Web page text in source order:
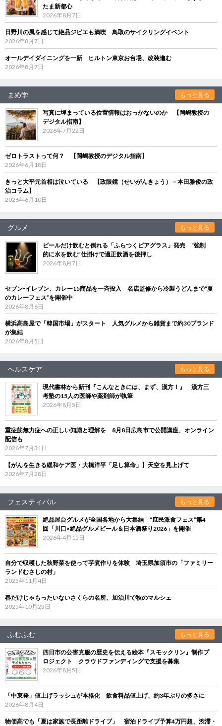
たま新都心
2026年8月7日
日野川の風を感じて絶品ジビエも満喫 鳥取のサイクリングイベント
2026年8月7日
オールデイダイニングを一新 ヒルトン東京お台場、改装進む
2026年8月7日
まめ学 もっと見る
写真に埋まっている位置情報はおっかないのか 【岡嶋教授の
デジタル指南】
2026年7月22日
ゼロトラストって何？ 【岡嶋教授のデジタル指南】
2026年6月18日
きっと大平元首相は泣いている 【政眼鏡（せいがんきょう）－本田雅俊の政
治コラム】
2026年6月10日
グルメ もっと見る
ビールだけ飲むと倒れる「ふらつくビアグラス」発売 “強制
的に水を飲む”仕掛けで適正飲酒を後押し
2026年8月7日
セブン‐イレブン、カレー15商品を一斉投入 名店監修から冷製うどんまで“夏
のカレーフェス”を開催中
2026年8月6日
横浜高島屋で「韓国市場」がスタート 人気グルメから雑貨まで約30ブランド
が集結
2026年8月5日
ヘルスケア もっと見る
現代書林から新刊『こんなときには、まず、漢方！』 漢方三
考塾の15人の医師や薬剤師が執筆
2026年8月5日
重症筋無力症への正しい知識と理解を 8月8日広島市で公開講座、オンライン
配信も
2026年7月31日
【がんを生きる緩和ケア医・大橋洋平「足し算命」】天空を見上げて
2026年7月28日
フェスティバル もっと見る
絶品屋台グルメが全国各地から大集結 “庶民派食フェス”第4
回「川口×絶品グルメビール＆日本酒祭り2026」を開催
2026年4月15日
自分で収穫した秋野菜を使って芋煮作りを体験 埼玉県加須市の「ファミリー
ランドむさしの村」
2025年11月4日
春だけじゃもったいないさくらの名所、加治川で秋のマルシェ
2025年10月23日
ふむふむ もっと見る
四日市の公害克服の歴史を伝える絵本『スモックリン』制作プ
ロジェクト クラウドファンディングで支援を募集
2026年8月5日
「中東発」値上げラッシュが本格化 飲食料品値上げ、約3年ぶりの多さに
2026年8月4日
物価高でも「夏は家族で長距離ドライブ」 宿泊ドライブ予算4万円超、渋滞・